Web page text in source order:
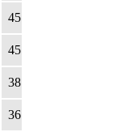
45
45
38
36